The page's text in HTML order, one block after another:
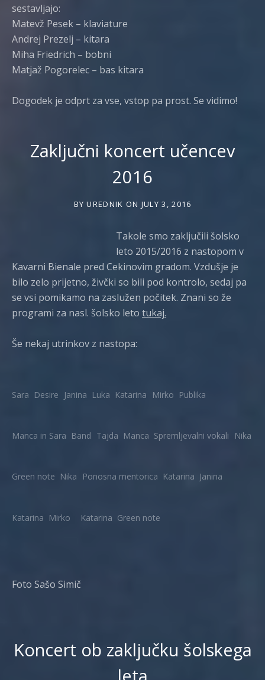
sestavljajo:
Matevž Pesek – klaviature
Andrej Prezelj – kitara
Miha Friedrich – bobni
Matjaž Pogorelec – bas kitara
Dogodek je odprt za vse, vstop pa prost. Se vidimo!
Zaključni koncert učencev
2016
BYUREDNIK ON JULY 3, 2016
Takole smo zaključili šolsko
leto 2015/2016 z nastopom v
Kavarni Bienale pred Cekinovim gradom. Vzdušje je
bilo zelo prijetno, živčki so bili pod kontrolo, sedaj pa
se vsi pomikamo na zaslužen počitek. Znani so že
programi za nasl. šolsko leto tukaj.
Še nekaj utrinkov z nastopa:
Sara Desire Janina Luka Katarina Mirko Publika
Manca in Sara Band Tajda Manca Spremljevalni vokali Nika
Green note Nika Ponosna mentorica Katarina Janina
Katarina Mirko Katarina Green note
Foto Sašo Simič
Koncert ob zaključku šolskega